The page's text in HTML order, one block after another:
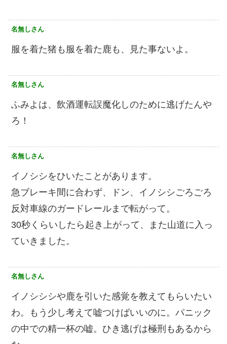
名無しさん
服を着た猪も服を着た鹿も、見た事ないよ。
名無しさん
ふみよは、飲酒運転誤魔化しのために逃げたんや
ろ！
名無しさん
イノシシをひいたことがあります。
急ブレーキ間に合わず、ドン、イノシシごろごろ
反対車線のガードレールまで転がって。
30秒くらいしたら起き上がって、また山道に入っ
ていきました。
名無しさん
イノシシシや鹿を引いた感覚を教えてもらいたい
わ。もう少し考えて嘘つけばいいのに。パニック
の中での精一杯の嘘。ひき逃げは極刑もあるから